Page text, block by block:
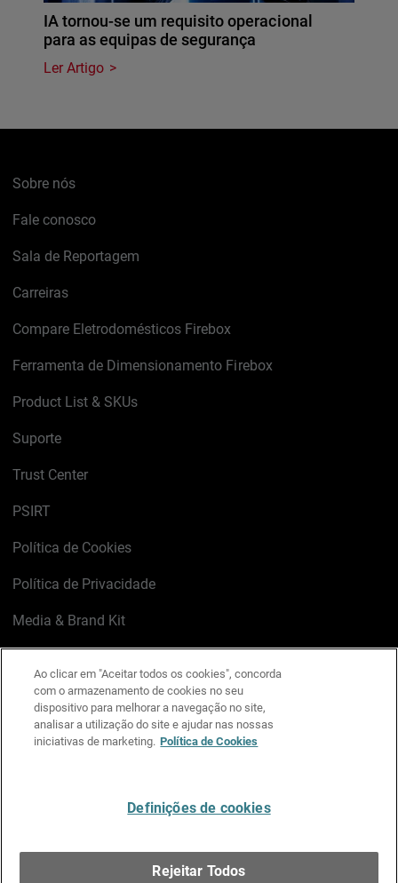
IA tornou-se um requisito operacional
para as equipas de segurança
Ler Artigo
Sobre nós
Fale conosco
Sala de Reportagem
Carreiras
Compare Eletrodomésticos Firebox
Ferramenta de Dimensionamento Firebox
Product List & SKUs
Suporte
Trust Center
PSIRT
Política de Cookies
Política de Privacidade
Media & Brand Kit
LinkedIn
X FacebookInstagram
YouTube
Ao clicar em "Aceitar todos os cookies", concorda
com o armazenamento de cookies no seu
dispositivo para melhorar a navegação no site,
analisar a utilização do site e ajudar nas nossas
iniciativas de marketing. Política de Cookies
Definições de cookies
Rejeitar Todos